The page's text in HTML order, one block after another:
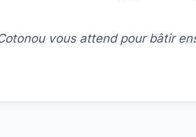
vous attend pour bâtir